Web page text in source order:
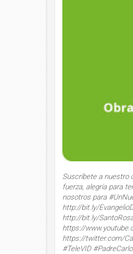
Suscríbete a nuestro
fuerza, alegría para
nosotros para
http://bit.ly/
http://bit.ly/
https://
https://twitter.com/
#TeleVID